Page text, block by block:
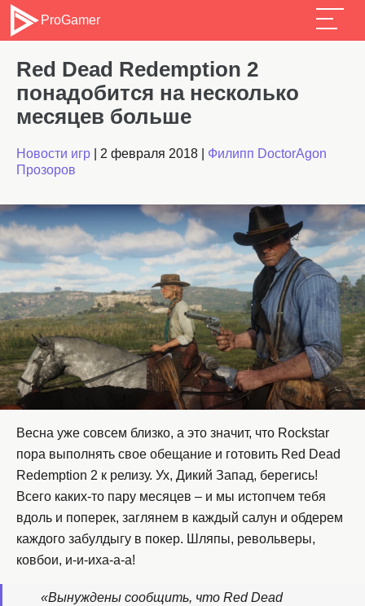
ProGamer
Red Dead Redemption 2
понадобится на несколько
месяцев больше
Новости игр 2 февраля 2018
Филипп DoctorAgon
Прозоров
Весна уже совсем близко, а это значит, что Rockstar
пора выполнять свое обещание и готовить Red Dead
Redemption 2 к релизу. Ух, Дикий Запад, берегись!
Всего каких-то пару месяцев – и мы истопчем тебя
вдоль и поперек, заглянем в каждый салун и обдерем
каждого забулдыгу в покер. Шляпы, револьверы,
ковбои, и-и-иха-а-а!
«Вынуждены сообщить, что Red Dead